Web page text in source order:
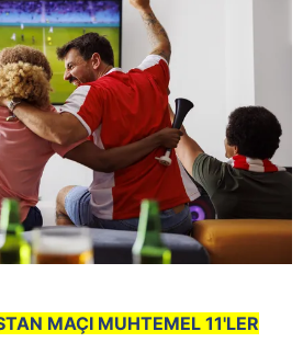
MAÇI MUHTEMEL 11'LER